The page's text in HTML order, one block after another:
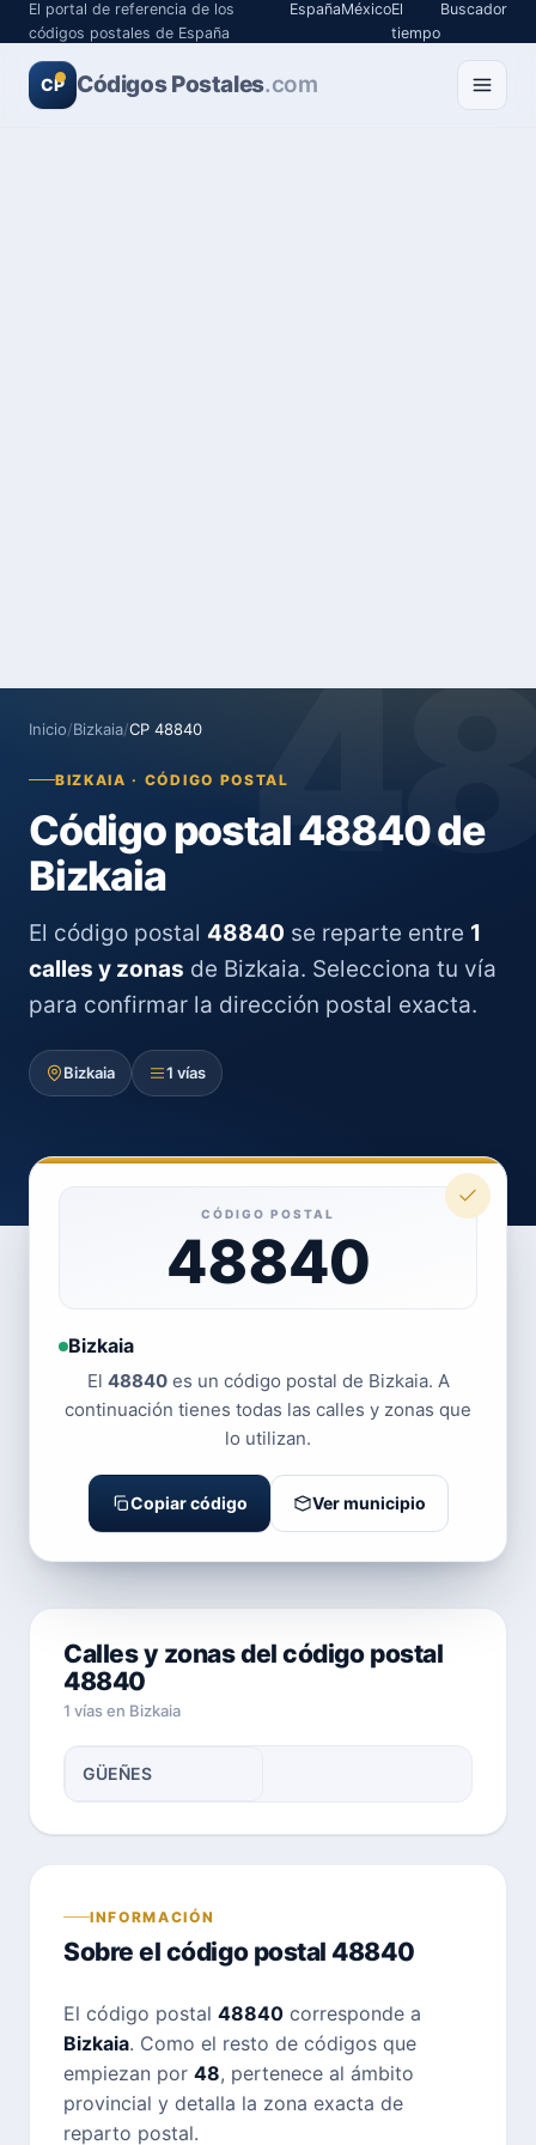
El portal de referencia de los
códigos postales de España
EspañaMéxicoEl
tiempo
Buscador
CP Códigos Postales.com
Inicio/Bizkaia/CP 48840
BIZKAIA · CÓDIGO POSTAL
Código postal 48840 de
Bizkaia
El código postal 48840 se reparte entre 1
calles y zonas de Bizkaia. Selecciona tu vía
para confirmar la dirección postal exacta.
Bizkaia 1 vías
CÓDIGO POSTAL
48840
Bizkaia
El 48840es un código postal de Bizkaia. A
continuación tienes todas las calles y zonas que
lo utilizan.
Copiar código Ver municipio
Calles y zonas del código postal
48840
1 vías en Bizkaia
GÜEÑES
INFORMACIÓN
Sobre el código postal 48840
El código postal 48840 corresponde a
Bizkaia. Como el resto de códigos que
empiezan por 48, pertenece al ámbito
provincial y detalla la zona exacta de
reparto postal.